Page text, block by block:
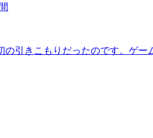
引きこもりだったのです。ゲ